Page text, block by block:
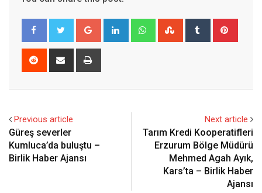
Google+ LinkedIn WhatsappStumbleUpon
Tumblr
Reddit
Share
Previous article
Güreş severler
Kumluca’da buluştu –
Birlik Haber Ajansı
Next article
Tarım Kredi Kooperatifleri
Erzurum Bölge Müdürü
Mehmed Agah Ayık,
Kars’ta – Birlik Haber
Ajansı